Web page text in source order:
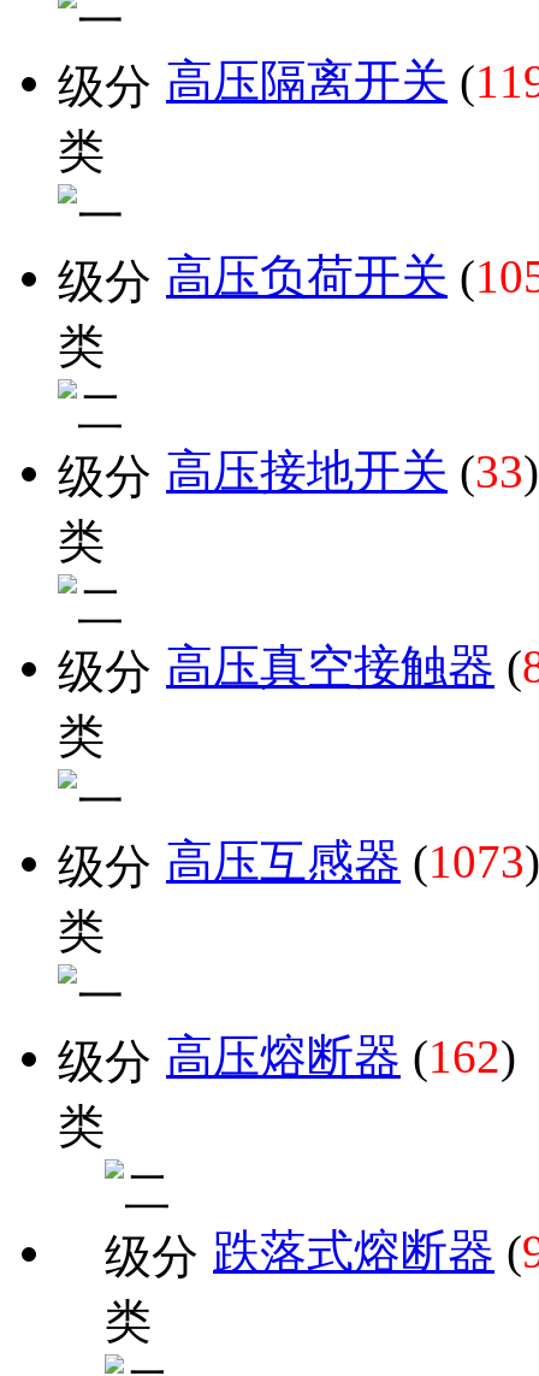
高压隔离开关 (
高压负荷开关 (
高压接地开关 (33)
高压真空接触器 (
高压互感器 (1073)
高压熔断器 (162)
跌落式熔断器 (